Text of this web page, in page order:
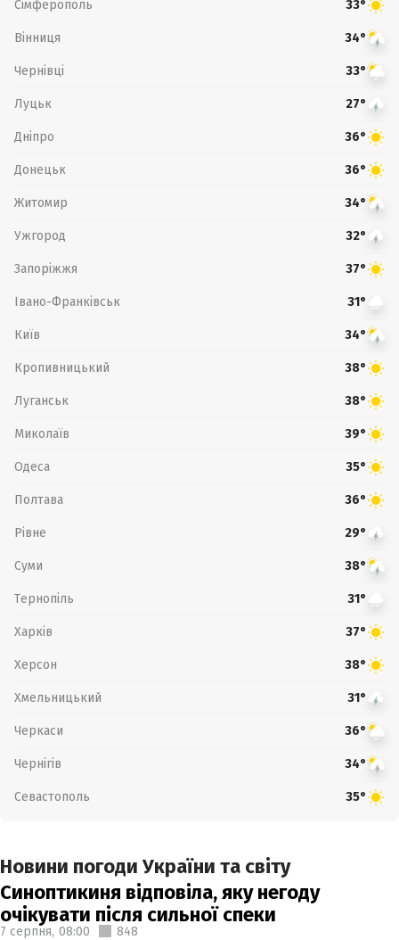
Сімферополь 33°
Вінниця 34°
Чернівці 33°
Луцьк 27°
Дніпро 36°
Донецьк 36°
Житомир 34°
Ужгород 32°
Запоріжжя 37°
Івано-Франківськ 31°
Київ 34°
Кропивницький 38°
Луганськ 38°
Миколаїв 39°
Одеса 35°
Полтава 36°
Рівне 29°
Суми 38°
Тернопіль 31°
Харків 37°
Херсон 38°
Хмельницький 31°
Черкаси 36°
Чернігів 34°
Севастополь 35°
Новини погоди України та світу
Синоптикиня відповіла, яку негоду
очікувати після сильної спеки
7 серпня, 08:00 848